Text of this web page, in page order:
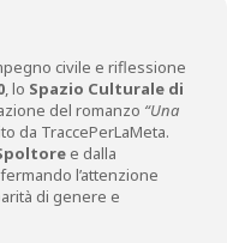
civile e riflessione
, lo Spazio Culturale di
del romanzo “Una
da TraccePerLaMeta.
e dalla
l’attenzione
di genere e